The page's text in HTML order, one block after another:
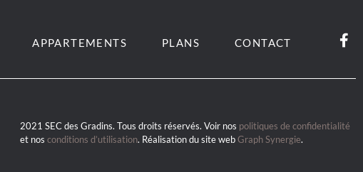
APPARTEMENTS PLANS CONTACT
2021 SEC des Gradins. Tous droits réservés. Voir nos politiques de confidentialité
et nosconditions d’utilisation. Réalisation du site webGraph Synergie.